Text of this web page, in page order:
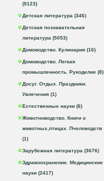
(9123)
Детская литература (346)
Детская познавательная
литература (5053)
Домоводство. Кулинария (16)
Домоводство. Легкая
промышленность. Рукоделие (8)
Досуг. Отдых. Праздники.
Увлечения (1)
Естественные науки (6)
Животноводство. Книги о
животных,птицах. Пчеловодств
(1)
Зарубежная литература (3676)
Здравоохранение. Медицинские
науки (2417)